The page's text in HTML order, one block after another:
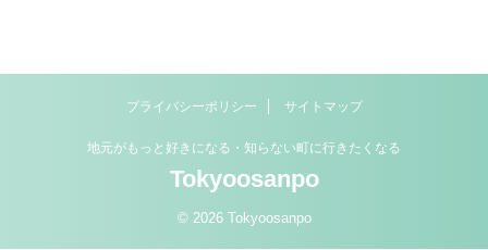
プライバシーポリシー サイトマップ
地元がもっと好きになる・知らない町に行きたくなる
Tokyoosanpo
© 2026 Tokyoosanpo